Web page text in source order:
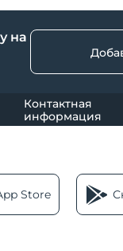
на
Контактная
информация
Store